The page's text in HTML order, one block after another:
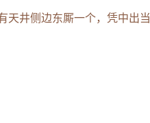
天井侧边东厮一个，凭中出当